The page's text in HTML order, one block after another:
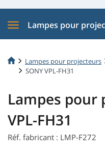
Lampes pour
Lampes pour projecteurs
SONY VPL-FH31
Lampes pour
VPL-FH31
Réf. fabricant : LMP-F272